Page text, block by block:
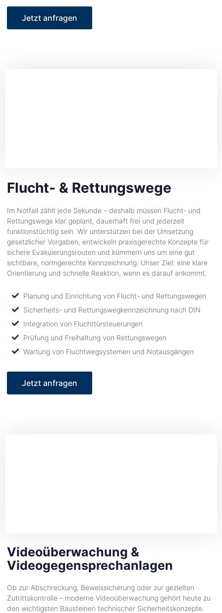
Jetzt anfragen
Flucht- & Rettungswege
Im Notfall zählt jede Sekunde – deshalb müssen Flucht- und
Rettungswege klar geplant, dauerhaft frei und jederzeit
funktionstüchtig sein. Wir unterstützen bei der Umsetzung
gesetzlicher Vorgaben, entwickeln praxisgerechte Konzepte für
sichere Evakuierungsrouten und kümmern uns um eine gut
sichtbare, normgerechte Kennzeichnung. Unser Ziel: eine klare
Orientierung und schnelle Reaktion, wenn es darauf ankommt.
Planung und Einrichtung von Flucht- und Rettungswegen
Sicherheits- und Rettungswegkennzeichnung nach DIN
Integration von Fluchttürsteuerungen
Prüfung und Freihaltung von Rettungswegen
Wartung von Fluchtwegsystemen und Notausgängen
Jetzt anfragen
Videoüberwachung &
Videogegensprechanlagen
Ob zur Abschreckung, Beweissicherung oder zur gezielten
Zutrittskontrolle – moderne Videoüberwachung gehört heute zu
den wichtigsten Bausteinen technischer Sicherheitskonzepte.